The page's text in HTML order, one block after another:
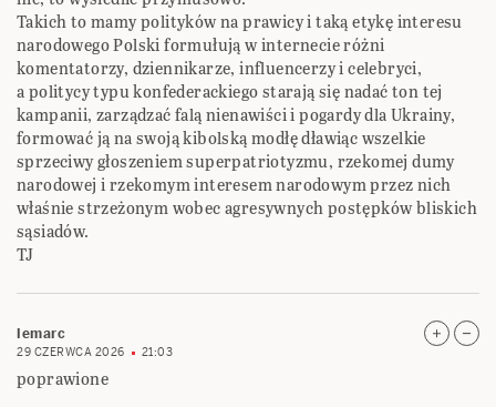
Takich to mamy polityków na prawicy i taką etykę interesu
narodowego Polski formułują w internecie różni
komentatorzy, dziennikarze, influencerzy i celebryci,
a politycy typu konfederackiego starają się nadać ton tej
kampanii, zarządzać falą nienawiści i pogardy dla Ukrainy,
formować ją na swoją kibolską modłę dławiąc wszelkie
sprzeciwy głoszeniem superpatriotyzmu, rzekomej dumy
narodowej i rzekomym interesem narodowym przez nich
właśnie strzeżonym wobec agresywnych postępków bliskich
sąsiadów.
TJ
lemarc
29 CZERWCA 2026 21:03
poprawione